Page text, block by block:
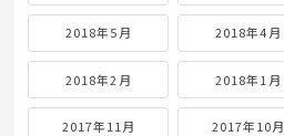
2018年5月 2018年4月
2018年2月 2018年1月
2017年11月 2017年10月